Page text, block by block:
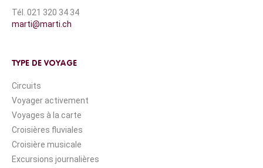
Tél. 021 320 34 34
marti@marti.ch
TYPE DE VOYAGE
Circuits
Voyager activement
Voyages à la carte
Croisières fluviales
Croisière musicale
Excursions journalières